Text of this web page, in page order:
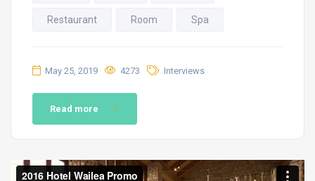
Restaurant Room Spa
May 25, 2019 4273 Interviews
Read more